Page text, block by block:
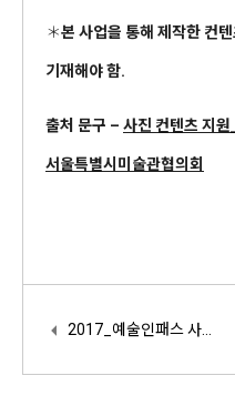
＊본 사업을 통해 제작한 컨
기재해야 함.
출처 문구 – 사진 컨텐츠 지원
서울특별시미술관협의회
2017_예술인패스 사업 참여 요청